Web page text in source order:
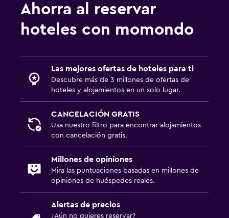
Ahorra al reservar
hoteles con momondo
Las mejores ofertas de hoteles para ti
Descubre más de 3 millones de ofertas de
hoteles y alojamientos en un solo lugar.
CANCELACIÓN GRATIS
Usa nuestro filtro para encontrar alojamientos
con cancelación gratis.
Millones de opiniones
Mira las puntuaciones basadas en millones de
opiniones de huéspedes reales.
Alertas de precios
¿Aún no quieres reservar?